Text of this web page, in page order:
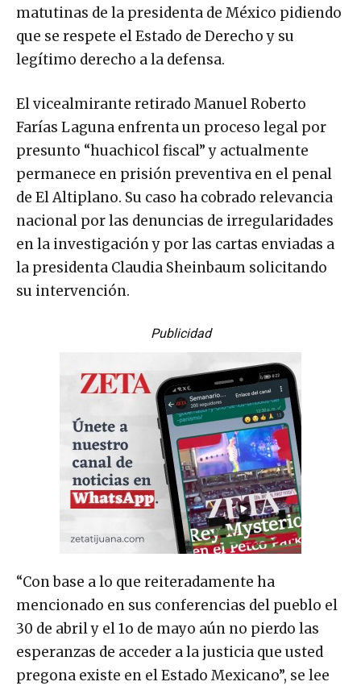
matutinas de la presidenta de México pidiendo
que se respete el Estado de Derecho y su
legítimo derecho a la defensa.
El vicealmirante retirado Manuel Roberto
Farías Laguna enfrenta un proceso legal por
presunto “huachicol fiscal” y actualmente
permanece en prisión preventiva en el penal
de El Altiplano. Su caso ha cobrado relevancia
nacional por las denuncias de irregularidades
en la investigación y por las cartas enviadas a
la presidenta Claudia Sheinbaum solicitando
su intervención.
Publicidad
“Con base a lo que reiteradamente ha
mencionado en sus conferencias del pueblo el
30 de abril y el 1o de mayo aún no pierdo las
esperanzas de acceder a la justicia que usted
pregona existe en el Estado Mexicano”, se lee